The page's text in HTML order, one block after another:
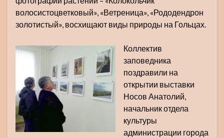
волосистоцветковый», «Ветреница», «Рододендрон
золотистый», восхищают виды природы на Гольцах.
Коллектив
заповедника
поздравили на
открытии выставки
Носов Анатолий,
начальник отдела
культуры
администрации города